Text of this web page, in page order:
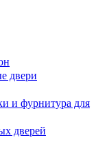
двери
и фурнитура для
дверей